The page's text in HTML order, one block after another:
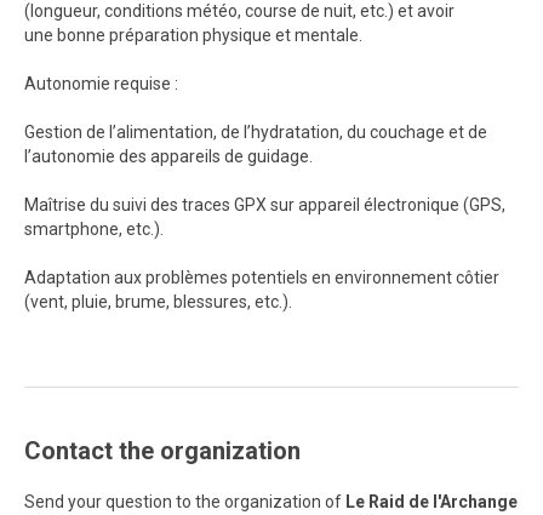
(longueur, conditions météo, course de nuit, etc.) et avoir
une bonne préparation physique et mentale.
Autonomie requise :
Gestion de l’alimentation, de l’hydratation, du couchage et de
l’autonomie des appareils de guidage.
Maîtrise du suivi des traces GPX sur appareil électronique (GPS,
smartphone, etc.).
Adaptation aux problèmes potentiels en environnement côtier
(vent, pluie, brume, blessures, etc.).
Contact the organization
Send your question to the organization of Le Raid de l'Archange